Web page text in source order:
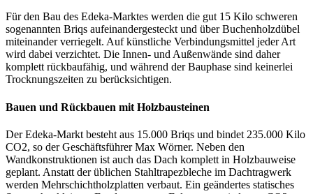
Für den Bau des Edeka-Marktes werden die gut 15 Kilo schweren
sogenannten Briqs aufeinandergesteckt und über Buchenholzdübel
miteinander verriegelt. Auf künstliche Verbindungsmittel jeder Art
wird dabei verzichtet. Die Innen- und Außenwände sind daher
komplett rückbaufähig, und während der Bauphase sind keinerlei
Trocknungszeiten zu berücksichtigen.
Bauen und Rückbauen mit Holzbausteinen
Der Edeka-Markt besteht aus 15.000 Briqs und bindet 235.000 Kilo
CO2, so der Geschäftsführer Max Wörner. Neben den
Wandkonstruktionen ist auch das Dach komplett in Holzbauweise
geplant. Anstatt der üblichen Stahltrapezbleche im Dachtragwerk
werden Mehrschichtholzplatten verbaut. Ein geändertes statisches